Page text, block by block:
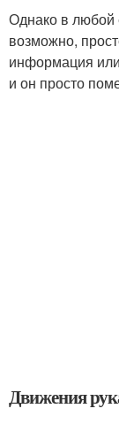
Однако в любой
возможно,
информация
и он просто
Движения